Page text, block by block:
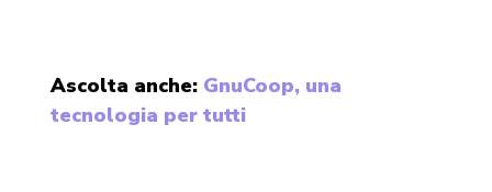
Ascolta anche: GnuCoop, una
tecnologia per tutti